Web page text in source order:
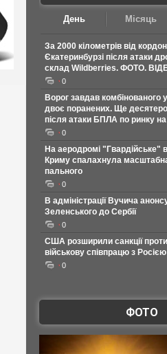
День Місяць
За 2000 кілометрів від
Єкатеринбурзі після атаки
склад Wildberries. ФОТО.
0
Ворог завдав комбінованого
двоє поранених. Ще
після атаки БПЛА по ринку
0
На аеродромі "Гвардійське"
Криму спалахнула
пального
0
В адміністрації Вучича
Зеленського до Сербії
0
США розширили санкції
військову співпрацю з
0
ФОТО